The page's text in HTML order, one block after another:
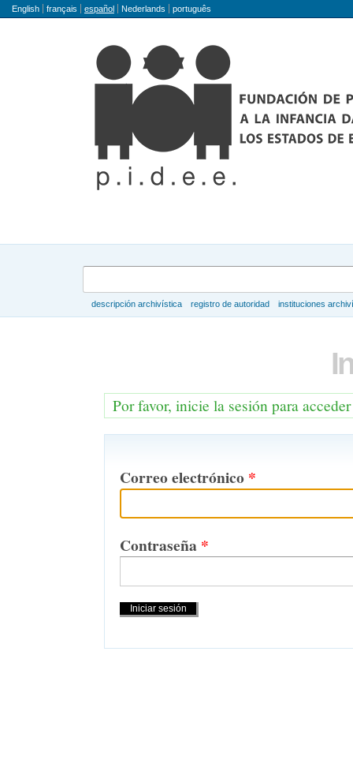
Idioma
English français español Nederlands português
descripción archivística registro de autoridad instituciones
Por favor, inicie la sesión para
Correo electrónico *
Contraseña *
Acciones